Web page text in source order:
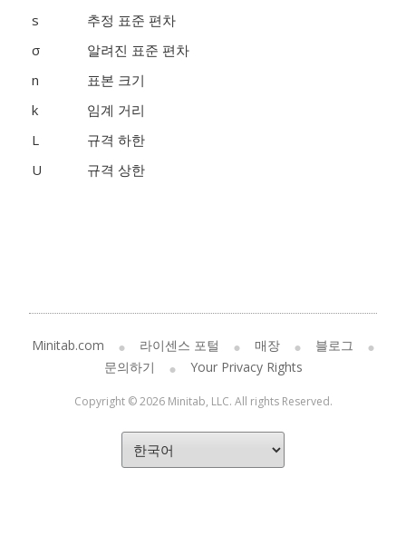
s
추정 표준 편차
σ
알려진 표준 편차
n
표본 크기
k
임계 거리
L
규격 하한
U
규격 상한
Minitab.com 라이센스 포털 매장
블로그
문의하기
Your Privacy Rights
Copyright © 2026 Minitab, LLC. All rights Reserved.